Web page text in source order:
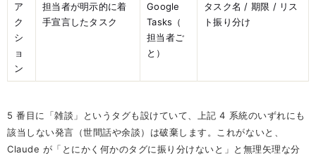
ア
ク
シ
ョ
ン
担当者が明示的に着
手宣言したタスク
Google
Tasks（
担当者ご
と）
タスク名 / 期限 / リス
ト振り分け
5 番目に「雑談」というタグも設けていて、上記 4 系統のいずれにも
該当しない発言（世間話や余談）は破棄します。これがないと、
Claude が「とにかく何かのタグに振り分けないと」と無理矢理な分